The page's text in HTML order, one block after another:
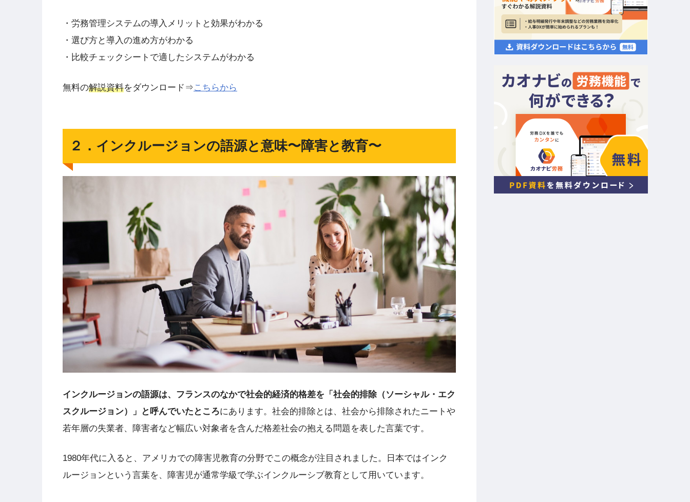
・労務管理システムの導入メリットと効果がわかる
・選び方と導入の進め方がわかる
・比較チェックシートで適したシステムがわかる
無料の解説資料をダウンロード⇒こちらから
２．インクルージョンの語源と意味〜障害と教育〜
インクルージョンの語源は、フランスのなかで社会的経済的格差を「社会的排除（ソーシャル・エク
スクルージョン）」と呼んでいたところにあります。社会的排除とは、社会から排除されたニートや
若年層の失業者、障害者など幅広い対象者を含んだ格差社会の抱える問題を表した言葉です。
1980年代に入ると、アメリカでの障害児教育の分野でこの概念が注目されました。日本ではインク
ルージョンという言葉を、障害児が通常学級で学ぶインクルーシブ教育として用いています。